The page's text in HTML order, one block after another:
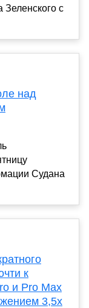
с
над
Судана
к
и Pro Max
3,5х